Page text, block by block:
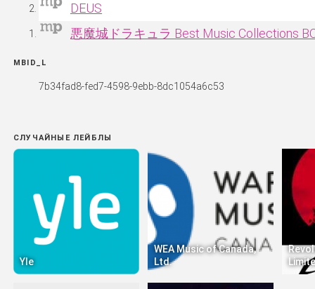
DEUS
悪魔城ドラキュラ Best Music Collections
MBID_L
7b34fad8-fed7-4598-9ebb-8dc1054a6c53
СЛУЧАЙНЫЕ ЛЕЙБЛЫ
Yle
WEA Music of Canada,
Ltd.